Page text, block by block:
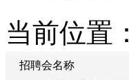
当前位置：
招聘会名称